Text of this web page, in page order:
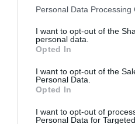
Personal Data Processing
I want to opt-out of the
personal data.
Opted In
I want to opt-out of the
Personal Data.
Opted In
I want to opt-out of
Personal Data for